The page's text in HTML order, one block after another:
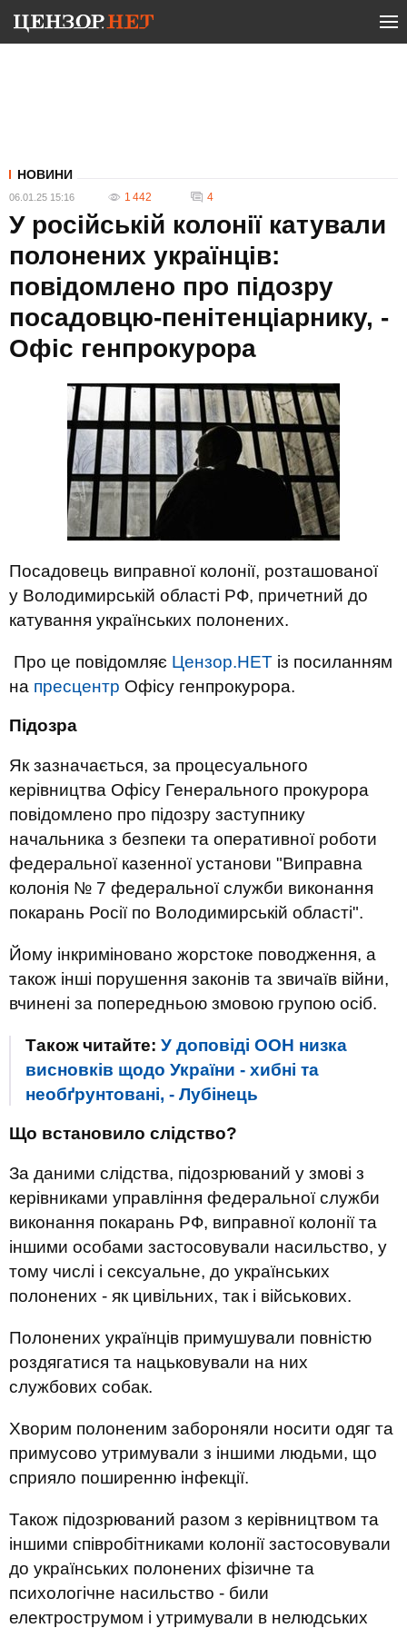
НОВИНИ
06.01.25 15:16 1 442 4
У російській колонії катували
полонених українців:
повідомлено про підозру
посадовцю-пенітенціарнику, -
Офіс генпрокурора
Посадовець виправної колонії, розташованої
у Володимирській області РФ, причетний до
катування українських полонених.
Про це повідомляє Цензор.НЕТ із посиланням
на пресцентр Офісу генпрокурора.
Підозра
Як зазначається, за процесуального
керівництва Офісу Генерального прокурора
повідомлено про підозру заступнику
начальника з безпеки та оперативної роботи
федеральної казенної установи "Виправна
колонія № 7 федеральної служби виконання
покарань Росії по Володимирській області".
Йому інкриміновано жорстоке поводження, а
також інші порушення законів та звичаїв війни,
вчинені за попередньою змовою групою осіб.
Також читайте: У доповіді ООН низка
висновків щодо України - хибні та
необґрунтовані, - Лубінець
Що встановило слідство?
За даними слідства, підозрюваний у змові з
керівниками управління федеральної служби
виконання покарань РФ, виправної колонії та
іншими особами застосовували насильство, у
тому числі і сексуальне, до українських
полонених - як цивільних, так і військових.
Полонених українців примушували повністю
роздягатися та нацьковували на них
службових собак.
Хворим полоненим забороняли носити одяг та
примусово утримували з іншими людьми, що
сприяло поширенню інфекції.
Також підозрюваний разом з керівництвом та
іншими співробітниками колонії застосовували
до українських полонених фізичне та
психологічне насильство - били
електрострумом і утримували в нелюдських